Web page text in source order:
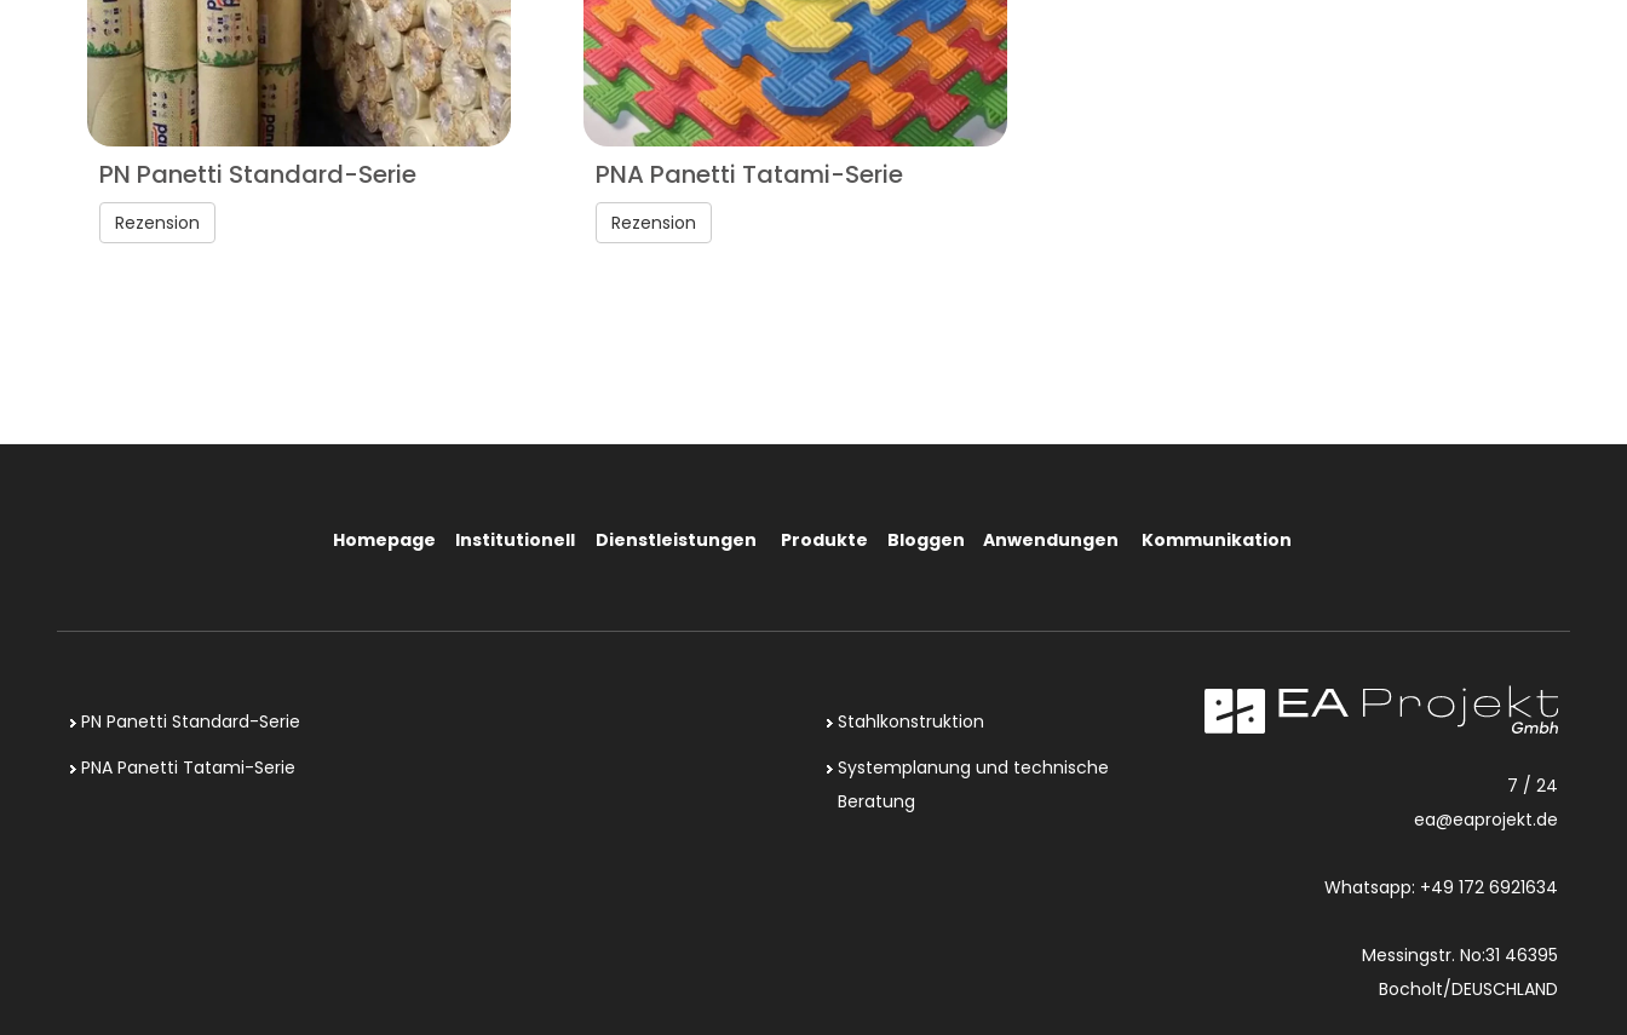
PN Panetti Standard-Serie
Rezension
PNA Panetti Tatami-Serie
Rezension
Homepage Institutionell Dienstleistungen Produkte Bloggen Anwendungen Kommunikation
PN Panetti Standard-Serie
PNA Panetti Tatami-Serie
Stahlkonstruktion
Systemplanung und technische
Beratung
7 / 24
ea@eaprojekt.de
Whatsapp: +49 172 6921634
Messingstr. No:31 46395
Bocholt/DEUSCHLAND